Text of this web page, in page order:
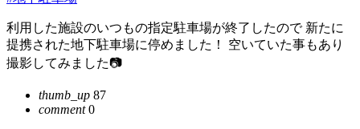
利用した施設のいつもの指定駐車場が終了したので 新たに
提携された地下駐車場に停めました！ 空いていた事もあり
撮影してみました📷
thumb_up 87
comment0